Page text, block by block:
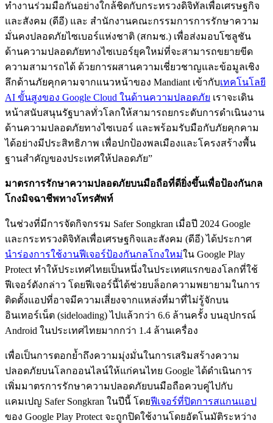
ทำงานร่วมมือกันอย่างใกล้ชิดกับกระทรวงดิจิทัลเพื่อเศรษฐกิจ
และสังคม (ดีอี) และ สำนักงานคณะกรรมการการรักษาความ
มั่นคงปลอดภัยไซเบอร์แห่งชาติ (สกมช.) เพื่อส่งมอบโซลูชัน
ด้านความปลอดภัยทางไซเบอร์ยุคใหม่ที่จะสามารถขยายขีด
ความสามารถได้ ด้วยการผสานความเชี่ยวชาญและข้อมูลเชิง
ลึกด้านภัยคุกคามจากแนวหน้าของ Mandiant เข้ากับเทคโนโลยี
AI ขั้นสูงของ Google Cloud ในด้านความปลอดภัย เราจะเดิน
หน้าสนับสนุนรัฐบาลทั่วโลกให้สามารถยกระดับการดำเนินงาน
ด้านความปลอดภัยทางไซเบอร์ และพร้อมรับมือกับภัยคุกคาม
ได้อย่างมีประสิทธิภาพ เพื่อปกป้องพลเมืองและโครงสร้างพื้น
ฐานสำคัญของประเทศให้ปลอดภัย”
มาตรการรักษาความปลอดภัยบนมือถือที่ดียิ่งขึ้นเพื่อป้องกันกล
โกงมิจฉาชีพทางโทรศัพท์
ในช่วงที่มีการจัดกิจกรรม Safer Songkran เมื่อปี 2024 Google
และกระทรวงดิจิทัลเพื่อเศรษฐกิจและสังคม (ดีอี) ได้ประกาศ
นำร่องการใช้งานฟีเจอร์ป้องกันกลโกงใหม่ใน Google Play
Protect ทำให้ประเทศไทยเป็นหนึ่งในประเทศแรกของโลกที่ใช้
ฟีเจอร์ดังกล่าว โดยฟีเจอร์นี้ได้ช่วยบล็อกความพยายามในการ
ติดตั้งแอปที่อาจมีความเสี่ยงจากแหล่งที่มาที่ไม่รู้จักบน
อินเทอร์เน็ต (sideloading) ไปแล้วกว่า 6.6 ล้านครั้ง บนอุปกรณ์
Android ในประเทศไทยมากกว่า 1.4 ล้านเครื่อง
เพื่อเป็นการตอกย้ำถึงความมุ่งมั่นในการเสริมสร้างความ
ปลอดภัยบนโลกออนไลน์ให้แก่คนไทย Google ได้ดำเนินการ
เพิ่มมาตรการรักษาความปลอดภัยบนมือถือควบคู่ไปกับ
แคมเปญ Safer Songkran ในปีนี้ โดยฟีเจอร์ที่ปิดการสแกนแอป
ของ Google Play Protect จะถูกปิดใช้งานโดยอัตโนมัติระหว่าง